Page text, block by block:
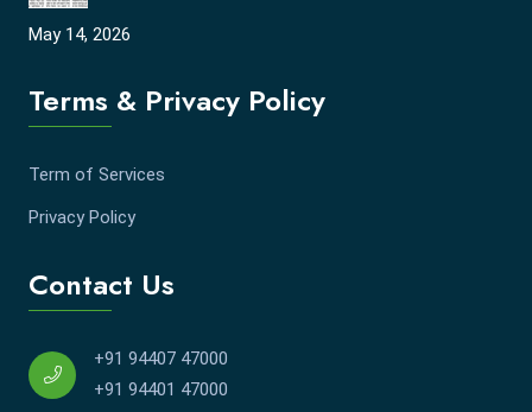
May 14, 2026
Terms & Privacy Policy
Term of Services
Privacy Policy
Contact Us
+91 94407 47000
+91 94401 47000